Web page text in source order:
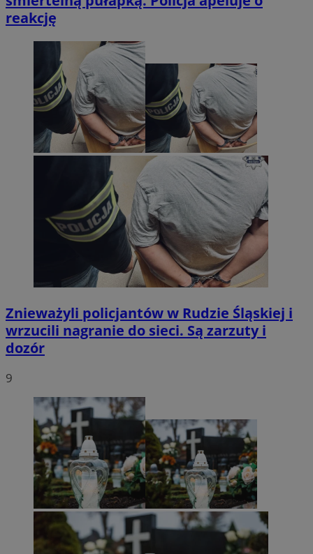
reakcję
Znieważyli policjantów w Rudzie Śląskiej i
wrzucili nagranie do sieci. Są zarzuty i
dozór
9